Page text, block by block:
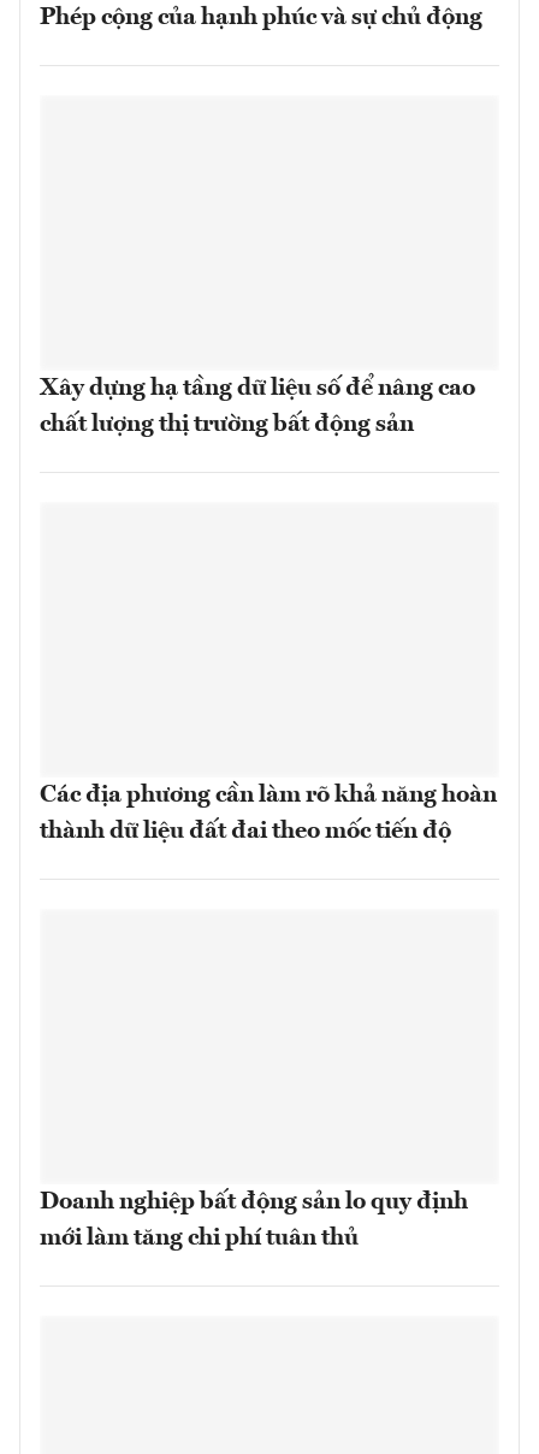
Phép cộng của hạnh phúc và sự chủ động
Xây dựng hạ tầng dữ liệu số để nâng cao
chất lượng thị trường bất động sản
Các địa phương cần làm rõ khả năng hoàn
thành dữ liệu đất đai theo mốc tiến độ
Doanh nghiệp bất động sản lo quy định
mới làm tăng chi phí tuân thủ